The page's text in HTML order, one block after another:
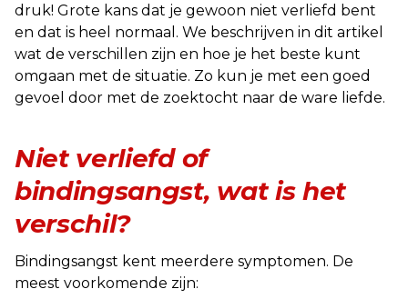
druk! Grote kans dat je gewoon niet verliefd bent
en dat is heel normaal. We beschrijven in dit artikel
wat de verschillen zijn en hoe je het beste kunt
omgaan met de situatie. Zo kun je met een goed
gevoel door met de zoektocht naar de ware liefde.
Niet verliefd of
bindingsangst, wat is het
verschil?
Bindingsangst kent meerdere symptomen. De
meest voorkomende zijn: